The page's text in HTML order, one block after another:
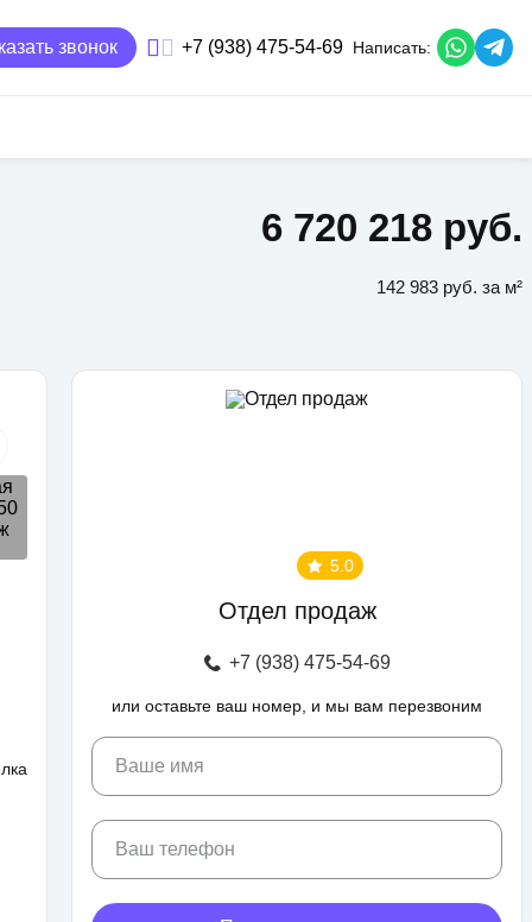
звонок +7 (938) 475-54-69 Написать:
6 720 218 руб.
142 983 руб. за м²
5.0
Отдел продаж
+7 (938) 475-54-69
или оставьте ваш номер, и мы вам перезвоним
Ваше имя
Ваш телефон